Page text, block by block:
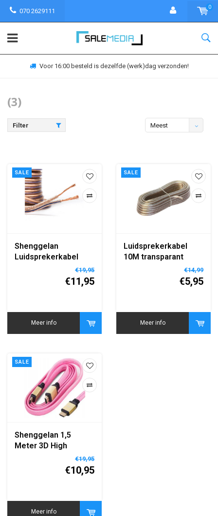
070 2629111
0
Voor 16:00 besteld is dezelfde (werk)dag verzonden!
(3)
Filter
Meest
SALE
Shenggelan
Luidsprekerkabel
€19,95
€11,95
Meer info
SALE
Luidsprekerkabel
10M transparant
€14,99
€5,95
Meer info
SALE
Shenggelan 1,5
Meter 3D High
€19,95
€10,95
Meer info